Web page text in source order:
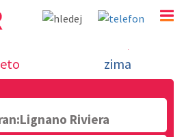
Riviera - Severný Jadran
02 2063 3182
Po-Pia: 9.00 - 16.00
zima
Riviera